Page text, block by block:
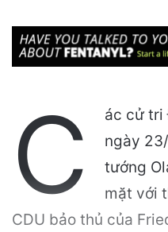
C
ác cử tri
ngày
tướng
mặt với
CDU bảo thủ của